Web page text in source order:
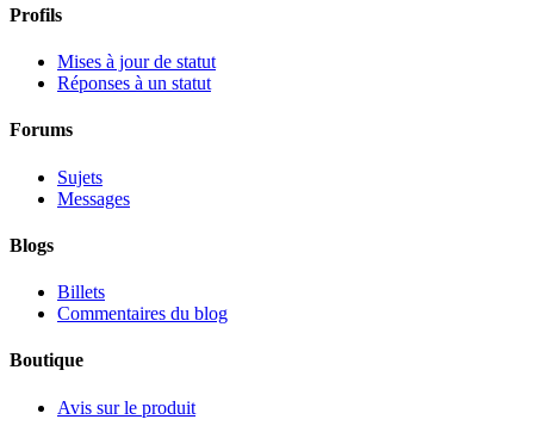
Profils
Mises à jour de statut
Réponses à un statut
Forums
Sujets
Messages
Blogs
Billets
Commentaires du blog
Boutique
Avis sur le produit